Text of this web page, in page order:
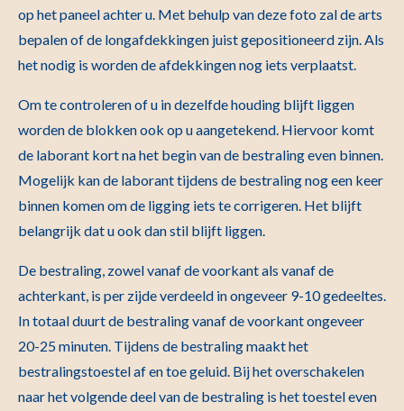
op het paneel achter u. Met behulp van deze foto zal de arts
bepalen of de longafdekkingen juist gepositioneerd zijn. Als
het nodig is worden de afdekkingen nog iets verplaatst.
Om te controleren of u in dezelfde houding blijft liggen
worden de blokken ook op u aangetekend. Hiervoor komt
de laborant kort na het begin van de bestraling even binnen.
Mogelijk kan de laborant tijdens de bestraling nog een keer
binnen komen om de ligging iets te corrigeren. Het blijft
belangrijk dat u ook dan stil blijft liggen.
De bestraling, zowel vanaf de voorkant als vanaf de
achterkant, is per zijde verdeeld in ongeveer 9-10 gedeeltes.
In totaal duurt de bestraling vanaf de voorkant ongeveer
20-25 minuten. Tijdens de bestraling maakt het
bestralingstoestel af en toe geluid. Bij het overschakelen
naar het volgende deel van de bestraling is het toestel even